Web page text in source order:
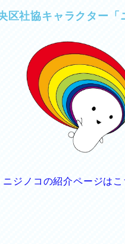
区社協キャラクター「
ニジノコの紹介ページはこ